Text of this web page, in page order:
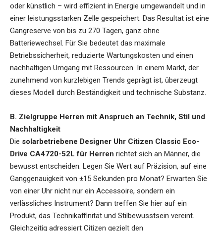
oder künstlich – wird effizient in Energie umgewandelt und in
einer leistungsstarken Zelle gespeichert. Das Resultat ist eine
Gangreserve von bis zu 270 Tagen, ganz ohne
Batteriewechsel. Für Sie bedeutet das maximale
Betriebssicherheit, reduzierte Wartungskosten und einen
nachhaltigen Umgang mit Ressourcen. In einem Markt, der
zunehmend von kurzlebigen Trends geprägt ist, überzeugt
dieses Modell durch Beständigkeit und technische Substanz.
B. Zielgruppe Herren mit Anspruch an Technik, Stil und
Nachhaltigkeit
Die solarbetriebene Designer Uhr Citizen Classic Eco-
Drive CA4720-52L für Herren richtet sich an Männer, die
bewusst entscheiden. Legen Sie Wert auf Präzision, auf eine
Ganggenauigkeit von ±15 Sekunden pro Monat? Erwarten Sie
von einer Uhr nicht nur ein Accessoire, sondern ein
verlässliches Instrument? Dann treffen Sie hier auf ein
Produkt, das Technikaffinität und Stilbewusstsein vereint.
Gleichzeitig adressiert Citizen gezielt den